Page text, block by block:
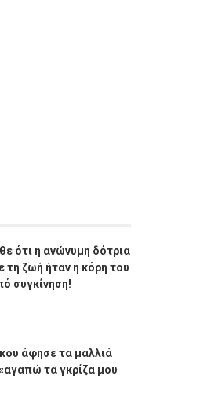
ότι η ανώνυμη δότρια
ζωή ήταν η κόρη του
συγκίνηση!
άφησε τα μαλλιά
τα γκρίζα μου